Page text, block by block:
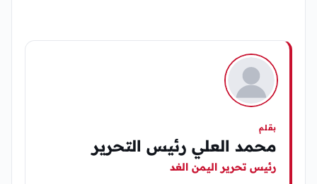
بقلم
محمد العلي رئيس التحرير
رئيس تحرير اليمن الغد